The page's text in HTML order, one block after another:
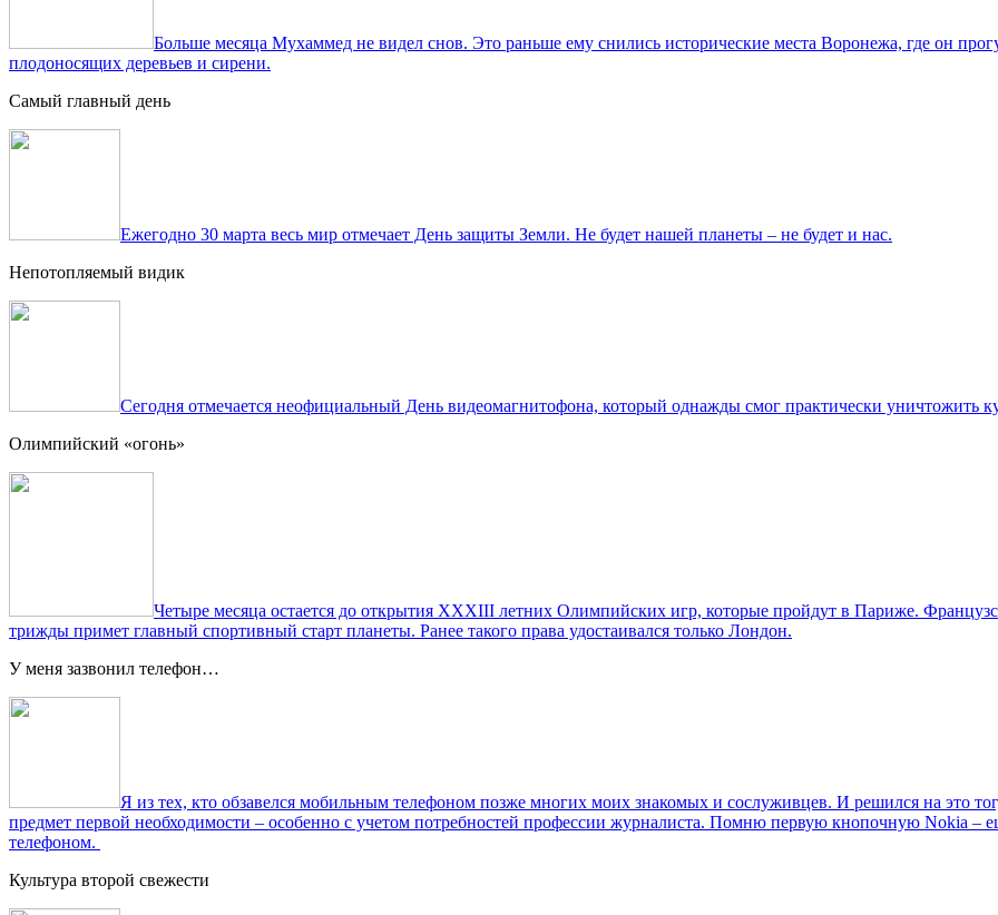
Больше месяца Мухаммед не видел снов. Это раньше ему снились исторические места Воронежа, где он
плодоносящих деревьев и сирени.
Самый главный день
Ежегодно 30 марта весь мир отмечает День защиты Земли. Не будет нашей планеты – не будет и нас.
Непотопляемый видик
Сегодня отмечается неофициальный День видеомагнитофона, который однажды смог практически уничтожить
Олимпийский «огонь»
Четыре месяца остается до открытия XXXIII летних Олимпийских игр, которые пройдут в Париже.
трижды примет главный спортивный старт планеты. Ранее такого права удостаивался только Лондон.
У меня зазвонил телефон…
Я из тех, кто обзавелся мобильным телефоном позже многих моих знакомых и сослуживцев. И решился на это
предмет первой необходимости – особенно с учетом потребностей профессии журналиста. Помню первую кнопочную Nokia
телефоном.
Культура второй свежести